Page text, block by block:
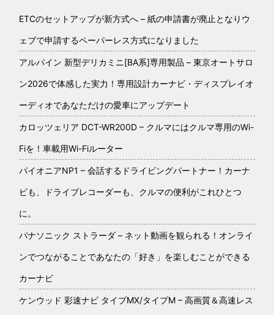
ETCのセットアップが新方式へ – 紙の申請書が廃止となりウ
ェブで申請するペーパーレス方式になりました
アルパイン 新型デリカミニ[BA系]専用製品 – 東京オートサロ
ン2026で体感した実力！専用設計カーナビ・ディスプレイオ
ーディオであなただけの愛車にアップデート
カロッツェリア DCT-WR200D – クルマにはクルマ専用のWi-
Fiを！車載用Wi-Fiルーター
パイオニアNP1 – 会話するドライビングパートナー！カーナ
ビも、ドライブレコーダーも、クルマの便利がこれひとつ
に。
パナソニック ストラーダ – ネット動画を観られる！オンライ
ンでつながることであなたの「好き」を楽しむことができる
カーナビ
ケンウッド 彩速ナビ タイプMX/タイプM – 高画質＆高速レス